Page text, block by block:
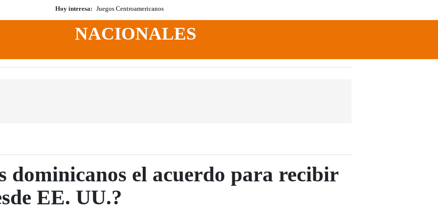
Hoy interesa: Juegos Centroamericanos
Search
NACIONALES
dominicanos el acuerdo para recibir
EE. UU.?